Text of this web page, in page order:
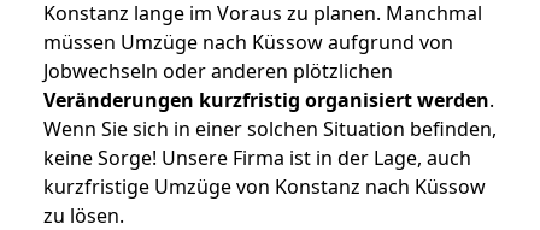
Konstanz lange im Voraus zu planen. Manchmal
müssen Umzüge nach Küssow aufgrund von
Jobwechseln oder anderen plötzlichen
Veränderungen kurzfristig organisiert werden.
Wenn Sie sich in einer solchen Situation befinden,
keine Sorge! Unsere Firma ist in der Lage, auch
kurzfristige Umzüge von Konstanz nach Küssow
zu lösen.